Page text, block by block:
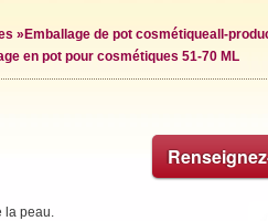
» Emballage de pot cosmétiqueall-
en pot pour cosmétiques 51-70 ML
la peau.